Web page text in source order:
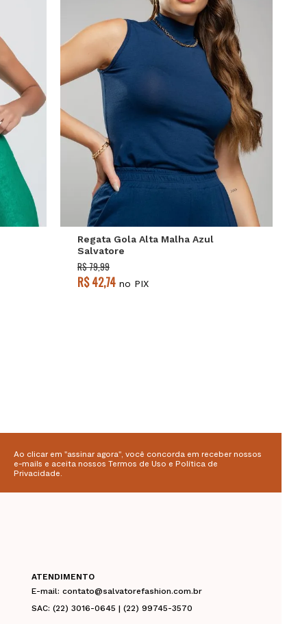
Regata Gola Alta Malha Azul
Salvatore
R$ 79,99
R$ 42,74 no PIX
Ao clicar em "assinar agora", você concorda em receber nossos
e-mails e aceita nossos Termos de Uso e Política de
Privacidade.
ATENDIMENTO
E-mail: contato@salvatorefashion.com.br
SAC: (22) 3016-0645 | (22) 99745-3570